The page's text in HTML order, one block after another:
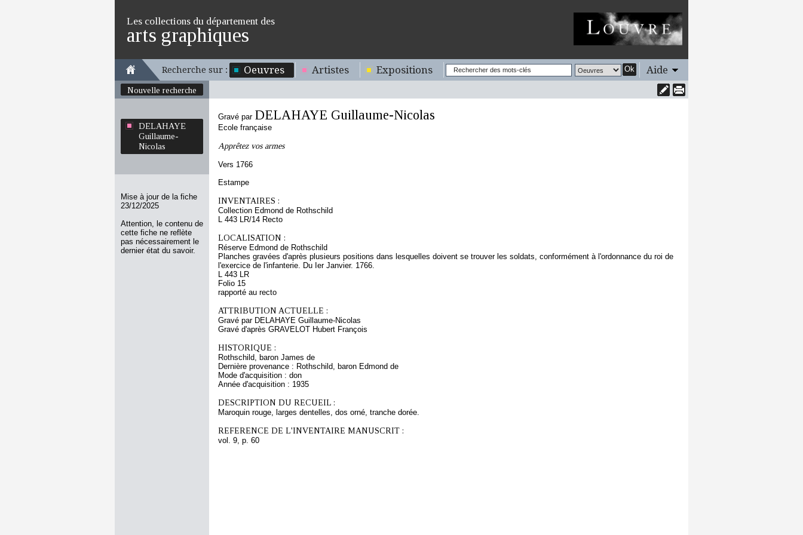
Les collections du département des
arts graphiques
Recherche sur : Oeuvres Artistes Expositions Ok Aide
Nouvelle recherche
DELAHAYE
Guillaume-
Nicolas
Mise à jour de la fiche
23/12/2025
Attention, le contenu de
cette fiche ne reflète
pas nécessairement le
dernier état du savoir.
Gravé par DELAHAYE Guillaume-Nicolas
Ecole française
Apprêtez vos armes
Vers 1766
Estampe
INVENTAIRES :
Collection Edmond de Rothschild
L 443 LR/14 Recto
LOCALISATION :
Réserve Edmond de Rothschild
Planches gravées d'après plusieurs positions dans lesquelles doivent se trouver les soldats, conformément à l'ordonnance du roi de
l'exercice de l'infanterie. Du Ier Janvier. 1766.
L 443 LR
Folio 15
rapporté au recto
ATTRIBUTION ACTUELLE :
Gravé par DELAHAYE Guillaume-Nicolas
Gravé d'après GRAVELOT Hubert François
HISTORIQUE :
Rothschild, baron James de
Dernière provenance : Rothschild, baron Edmond de
Mode d'acquisition : don
Année d'acquisition : 1935
DESCRIPTION DU RECUEIL :
Maroquin rouge, larges dentelles, dos orné, tranche dorée.
REFERENCE DE L'INVENTAIRE MANUSCRIT :
vol. 9, p. 60